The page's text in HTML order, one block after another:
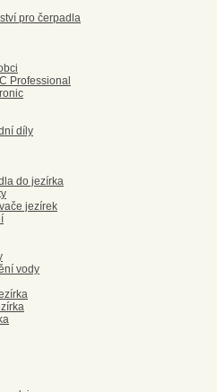
pro čerpadla
Professional
díly
do jezírka
jezírek
vody